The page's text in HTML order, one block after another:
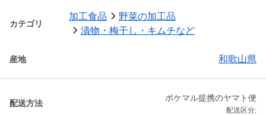
カテゴリ
加工食品
野菜の加工品
漬物・梅干し・キムチなど
産地 和歌山県
配送方法
ポケマル提携のヤマト便
配送区分: